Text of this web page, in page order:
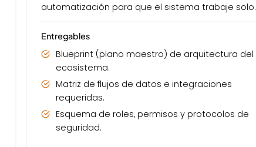
automatización para que el sistema trabaje solo.
Entregables
Blueprint (plano maestro) de arquitectura del
ecosistema.
Matriz de flujos de datos e integraciones
requeridas.
Esquema de roles, permisos y protocolos de
seguridad.